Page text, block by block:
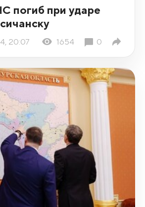
погиб при ударе
20:07 1654 0